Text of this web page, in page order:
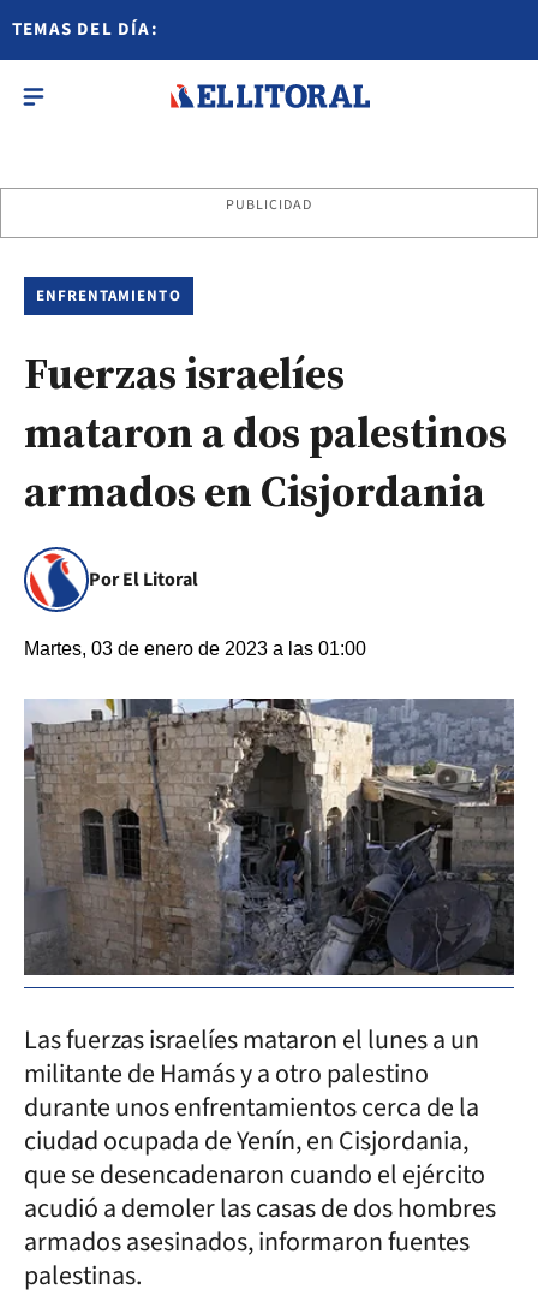
TEMAS DEL DÍA:
PUBLICIDAD
ENFRENTAMIENTO
Fuerzas israelíes
mataron a dos palestinos
armados en Cisjordania
Por El Litoral
Martes, 03 de enero de 2023 a las 01:00
Las fuerzas israelíes mataron el lunes a un
militante de Hamás y a otro palestino
durante unos enfrentamientos cerca de la
ciudad ocupada de Yenín, en Cisjordania,
que se desencadenaron cuando el ejército
acudió a demoler las casas de dos hombres
armados asesinados, informaron fuentes
palestinas.